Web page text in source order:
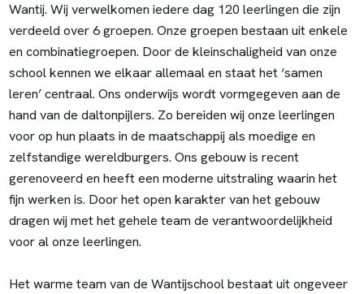
Wantij. Wij verwelkomen iedere dag 120 leerlingen die zijn
verdeeld over 6 groepen. Onze groepen bestaan uit enkele
en combinatiegroepen. Door de kleinschaligheid van onze
school kennen we elkaar allemaal en staat het ‘samen
leren’ centraal. Ons onderwijs wordt vormgegeven aan de
hand van de daltonpijlers. Zo bereiden wij onze leerlingen
voor op hun plaats in de maatschappij als moedige en
zelfstandige wereldburgers. Ons gebouw is recent
gerenoveerd en heeft een moderne uitstraling waarin het
fijn werken is. Door het open karakter van het gebouw
dragen wij met het gehele team de verantwoordelijkheid
voor al onze leerlingen.
Het warme team van de Wantijschool bestaat uit ongeveer